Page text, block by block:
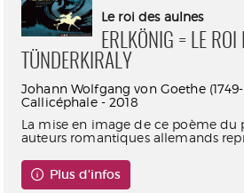
Le roi des aulnes
ERLKÖNIG = LE
TÜNDERKIRALY
Johann Wolfgang von Goethe
Callicéphale - 2018
La mise en image de ce poème du
auteurs romantiques allemands
Plus d'infos